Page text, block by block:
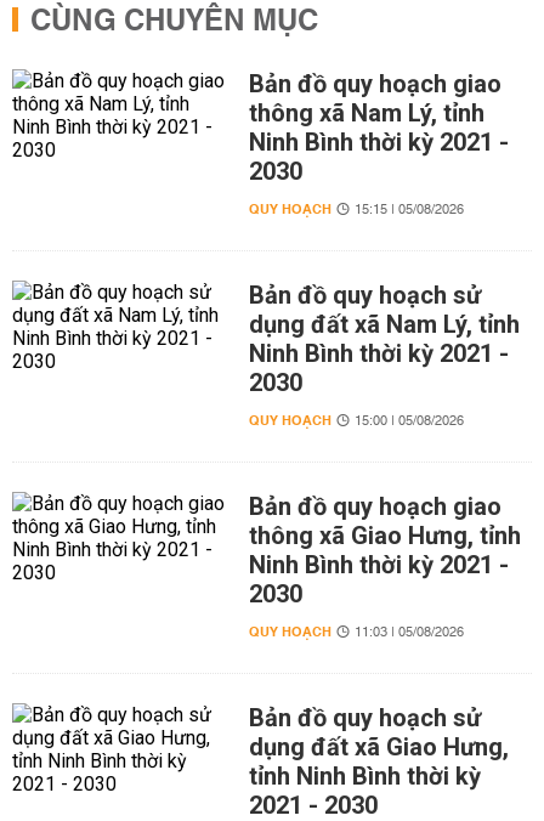
CÙNG CHUYÊN MỤC
Bản đồ quy hoạch giao
thông xã Nam Lý, tỉnh
Ninh Bình thời kỳ 2021 -
2030
QUY HOẠCH 15:15 | 05/08/2026
Bản đồ quy hoạch sử
dụng đất xã Nam Lý, tỉnh
Ninh Bình thời kỳ 2021 -
2030
QUY HOẠCH 15:00 | 05/08/2026
Bản đồ quy hoạch giao
thông xã Giao Hưng, tỉnh
Ninh Bình thời kỳ 2021 -
2030
QUY HOẠCH 11:03 | 05/08/2026
Bản đồ quy hoạch sử
dụng đất xã Giao Hưng,
tỉnh Ninh Bình thời kỳ
2021 - 2030